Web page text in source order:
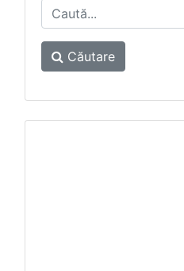
Căutare